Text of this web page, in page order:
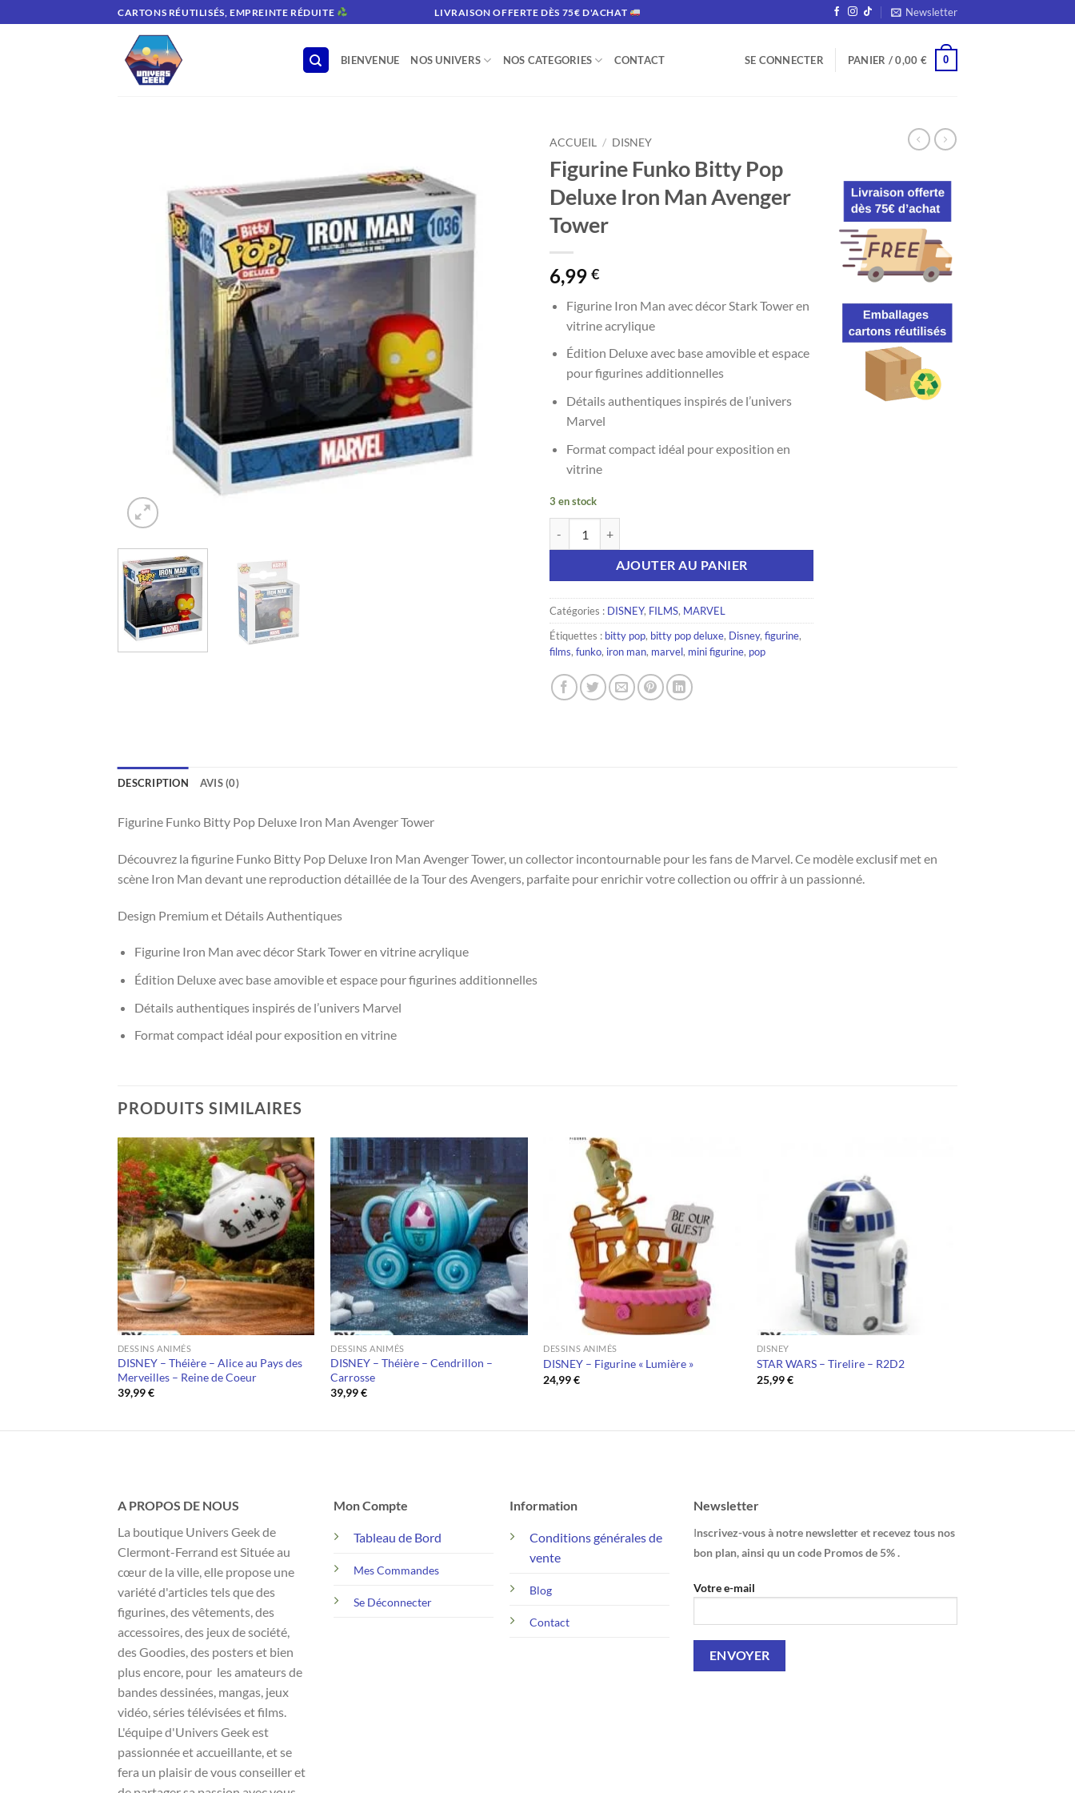
au
CARTONS RÉUTILISÉS, EMPREINTE RÉDUITE LIVRAISON OFFERTE DÈS 75€ D'ACHAT Newsletter
BIENVENUE NOS UNIVERS NOS CATEGORIES CONTACT SE CONNECTER PANIER /0,00 € 0
ACCUEIL / DISNEY
Figurine Funko Bitty Pop
Deluxe Iron Man Avenger
Tower
6,99 €
Figurine Iron Man avec décor Stark Tower en
vitrine acrylique
Édition Deluxe avec base amovible et espace
pour figurines additionnelles
Détails authentiques inspirés de l’univers
Marvel
Format compact idéal pour exposition en
vitrine
3 en stock
AJOUTER AU PANIER
Catégories : DISNEY, FILMS, MARVEL
Étiquettes : bitty pop, bitty pop deluxe, Disney, figurine,
films, funko, iron man, marvel, mini figurine, pop
DESCRIPTION AVIS (0)
Figurine Funko Bitty Pop Deluxe Iron Man Avenger Tower
Découvrez la figurine Funko Bitty Pop Deluxe Iron Man Avenger Tower, un collector incontournable pour les fans de Marvel. Ce modèle exclusif met en
scène Iron Man devant une reproduction détaillée de la Tour des Avengers, parfaite pour enrichir votre collection ou offrir à un passionné.
Design Premium et Détails Authentiques
Figurine Iron Man avec décor Stark Tower en vitrine acrylique
Édition Deluxe avec base amovible et espace pour figurines additionnelles
Détails authentiques inspirés de l’univers Marvel
Format compact idéal pour exposition en vitrine
PRODUITS SIMILAIRES
DESSINS ANIMÉS
DISNEY – Théière – Alice au Pays des
Merveilles – Reine de Coeur
39,99€
DESSINS ANIMÉS
DISNEY – Théière – Cendrillon –
Carrosse
39,99€
DESSINS ANIMÉS
DISNEY – Figurine « Lumière »
24,99€
DISNEY
STAR WARS – Tirelire – R2D2
25,99€
A PROPOS DE NOUS
La boutique Univers Geek de
Clermont-Ferrand est Située au
cœur de la ville, elle propose une
variété d'articles tels que des
figurines, des vêtements, des
accessoires, des jeux de société,
des Goodies, des posters et bien
plus encore, pour les amateurs de
bandes dessinées, mangas, jeux
vidéo, séries télévisées et films.
L'équipe d'Univers Geek est
passionnée et accueillante, et se
fera un plaisir de vous conseiller et
Mon Compte
Tableau de Bord
Mes Commandes
Se Déconnecter
Information
Conditions générales de
vente
Blog
Contact
Newsletter
Inscrivez-vous à notre newsletter et recevez tous nos
bon plan, ainsi qu un code Promos de 5% .
Votre e-mail